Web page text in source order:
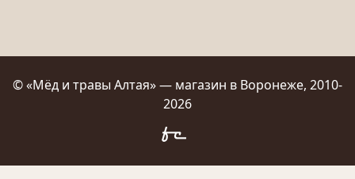
© «Мёд и травы Алтая» — магазин в Воронеже, 2010-
2026